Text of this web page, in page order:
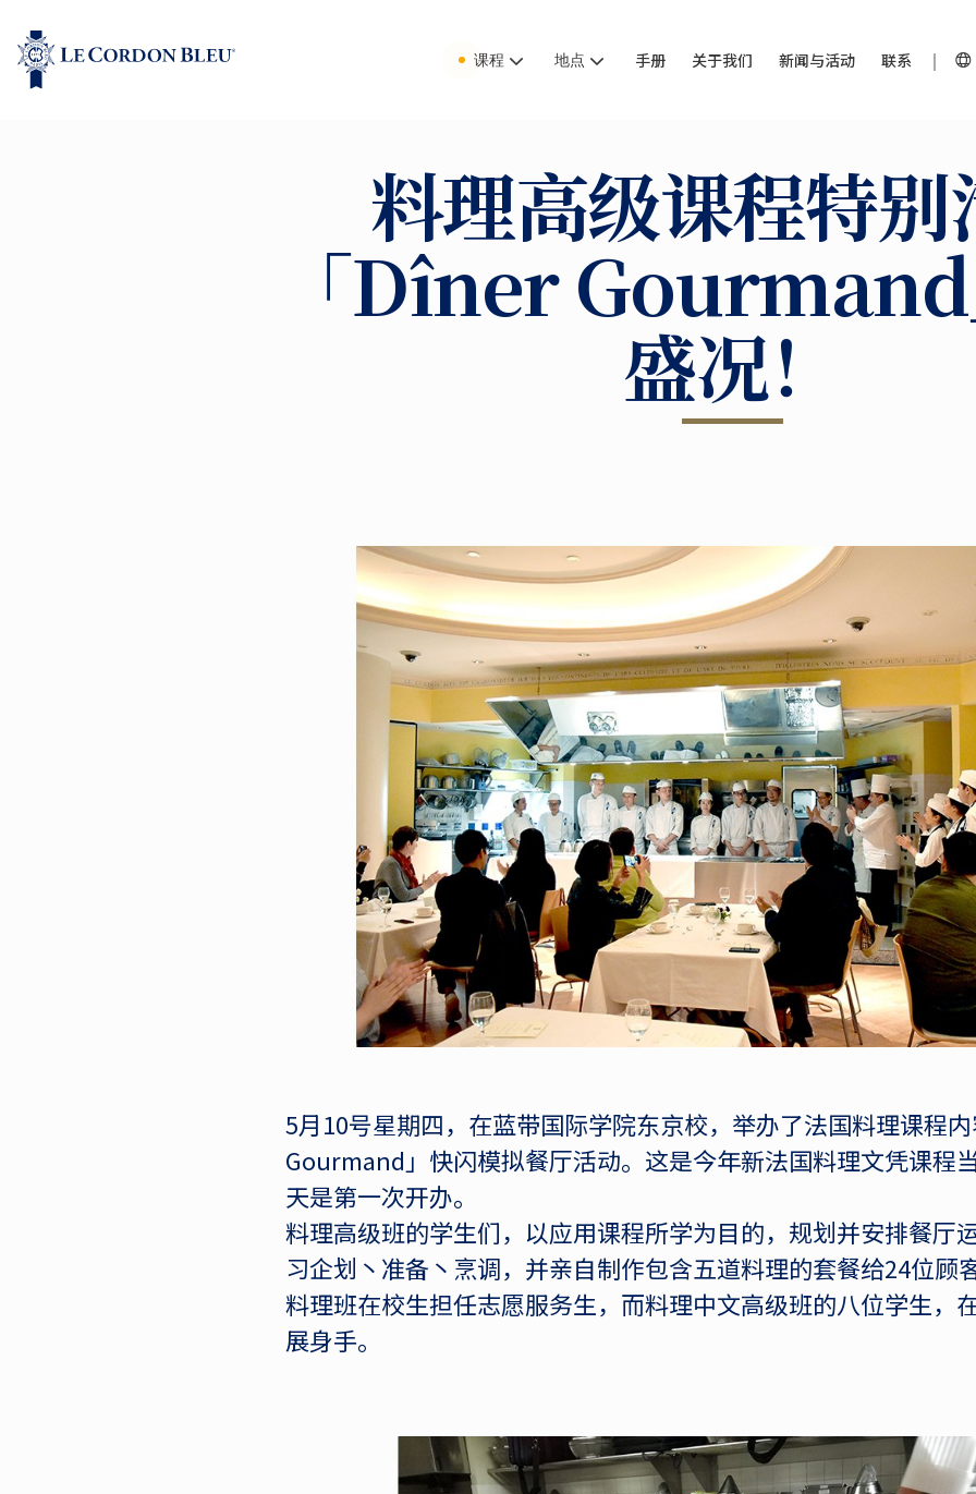
课程 地点 手册 关于我们 新闻与活动 联系
料理高级课程特别
「Dîner
盛况！
5月10号星期四，在蓝带国际学院东京校，举办了法国料理课程
Gourmand」快闪模拟餐厅活动。这是今年新法国料理文凭课程
天是第一次开办。
料理高级班的学生们，以应用课程所学为目的，规划并安排餐厅
习企划丶准备丶烹调，并亲自制作包含五道料理的套餐给24位顾
料理班在校生担任志愿服务生，而料理中文高级班的八位学生，
展身手。